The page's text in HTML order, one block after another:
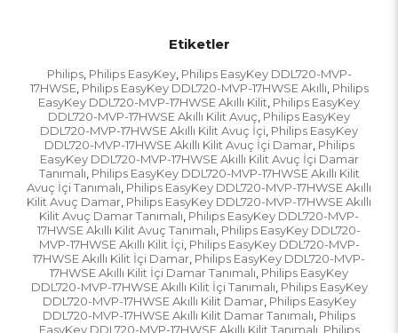
Etiketler
Philips, Philips EasyKey, Philips EasyKey DDL720-MVP-
17HWSE, Philips EasyKey DDL720-MVP-17HWSE Akıllı Philips
EasyKey DDL720-MVP-17HWSE Akıllı Kilit Philips EasyKey
DDL720-MVP-17HWSE Akıllı Kilit Avuç Philips EasyKey
DDL720-MVP-17HWSE Akıllı Kilit Avuç İçi Philips EasyKey
DDL720-MVP-17HWSE Akıllı Kilit Avuç İçi Damar, Philips
EasyKey DDL720-MVP-17HWSE Akıllı Kilit Avuç İçi Damar
Tanımalı Philips EasyKey DDL720-MVP-17HWSE Akıllı Kilit
Avuç İçi Tanımalı Philips EasyKey DDL720-MVP-17HWSE Akıllı
Kilit Avuç Damar Philips EasyKey DDL720-MVP-17HWSE Akıllı
Kilit Avuç Damar Tanımalı Philips EasyKey DDL720-MVP-
17HWSE Akıllı Kilit Avuç Tanımalı Philips EasyKey DDL720-
MVP-17HWSE Akıllı Kilit İçi, Philips EasyKey DDL720-MVP-
17HWSE Akıllı Kilit İçi Damar Philips EasyKey DDL720-MVP-
17HWSE Akıllı Kilit İçi Damar Tanımalı Philips EasyKey
DDL720-MVP-17HWSE Akıllı Kilit İçi Tanımalı Philips EasyKey
DDL720-MVP-17HWSE Akıllı Kilit Damar, Philips EasyKey
DDL720-MVP-17HWSE Akıllı Kilit Damar Tanımalı Philips
EasyKey DDL720-MVP-17HWSE Akıllı Kilit Tanımalı Philips